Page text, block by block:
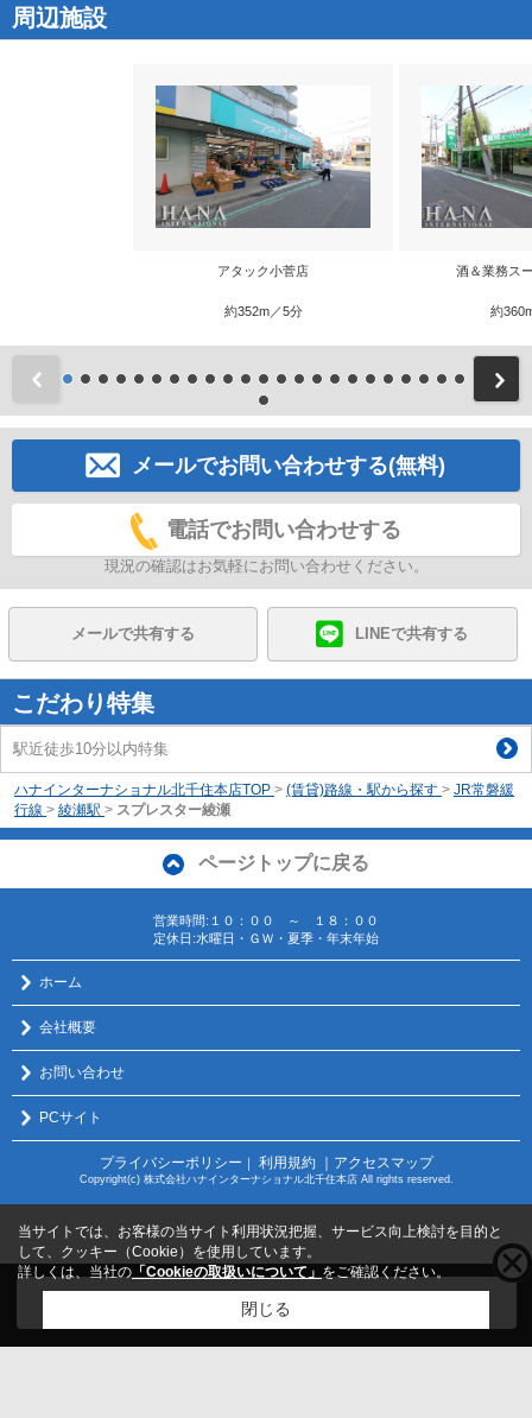
周辺施設
アタック小菅店
約352m／5分
酒＆業務ス
約
前
メールでお問い合わせする(無料)
電話でお問い合わせする
現況の確認はお気軽にお問い合わせください。
メールで共有する LINEで共有する
こだわり特集
駅近徒歩10分以内特集
ハナインターナショナル北千住本店TOP > (賃貸)路線・駅から探す > JR常磐緩
行線 > 綾瀬駅 > スプレスター綾瀬
ページトップに戻る
営業時間:１０：００ ～ １８：００
定休日:水曜日・ＧＷ・夏季・年末年始
ホーム
会社概要
お問い合わせ
PCサイト
プライバシーポリシー ｜ 利用規約 ｜アクセスマップ
Copyright(c) 株式会社ハナインターナショナル北千住本店 All rights reserved.
こちらの物件をご覧の方にお勧めな物件
当サイトでは、お客様の当サイト利用状況把握、サービス向上検討を目的と
して、クッキー（Cookie）を使用しています。
詳しくは、当社の 「Cookieの取扱いについて」 をご確認ください。
閉じる